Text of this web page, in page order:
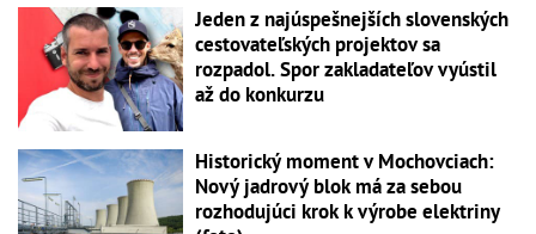
Jeden z najúspešnejších slovenských
cestovateľských projektov sa
rozpadol. Spor zakladateľov vyústil
až do konkurzu
Historický moment v Mochovciach:
Nový jadrový blok má za sebou
rozhodujúci krok k výrobe elektriny